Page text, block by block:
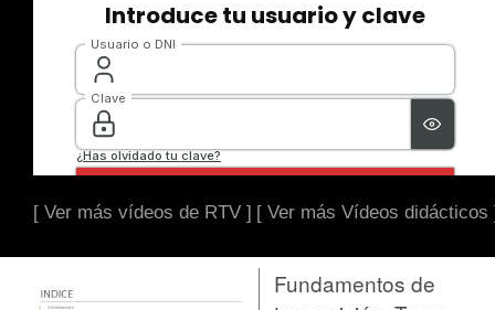
[ Ver más vídeos de RTV ] [ Ver más Vídeos didácticos
Fundamentos de